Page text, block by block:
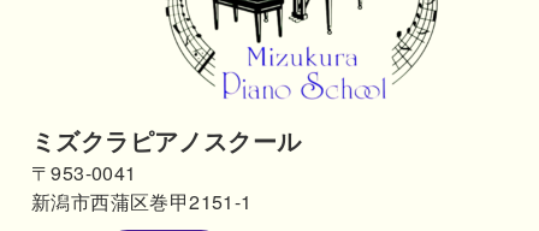
ミズクラピアノスクール
〒953-0041
新潟市西蒲区巻甲2151-1